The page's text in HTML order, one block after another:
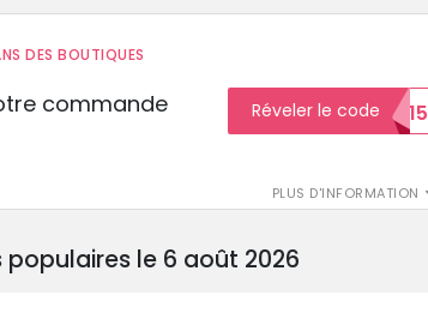
DES BOUTIQUES
commande
PLUS D'INFORMATION
Réveler le codeECON15
le 6 août 2026